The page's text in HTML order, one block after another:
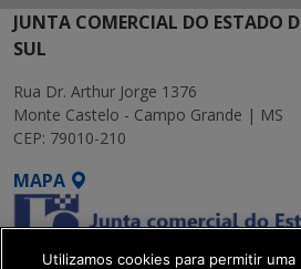
JUNTA COMERCIAL DO ESTADO
SUL
Rua Dr. Arthur Jorge 1376
Monte Castelo - Campo Grande | MS
CEP: 79010-210
MAPA
Utilizamos cookies para permitir uma